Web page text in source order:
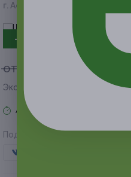
г. Астрахань, ул. Николая
- 50%
от 270 руб. от 135
Экономия от 135 руб.
Акция завершена
Поделиться с друзьями